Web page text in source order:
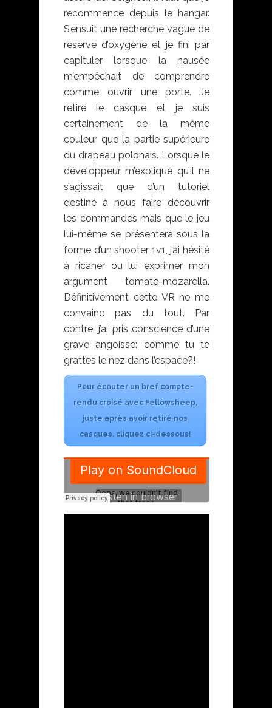
recommence depuis le hangar.
S’ensuit une recherche vague de
réserve d’oxygène et je fini par
capituler lorsque la nausée
m’empêchait de comprendre
comme ouvrir une porte. Je
retire le casque et je suis
certainement de la même
couleur que la partie supérieure
du drapeau polonais. Lorsque le
développeur m’explique qu’il ne
s’agissait que d’un tutoriel
destiné à nous faire découvrir
les commandes mais que le jeu
lui-même se présentera sous la
forme d’un shooter 1v1, j’ai hésité
à ricaner ou lui exprimer mon
argument tomate-mozarella.
Définitivement cette VR ne me
convainc pas du tout. Par
contre, j’ai pris conscience d’une
grave angoisse: comme tu te
grattes le nez dans l’espace?!
Pour écouter un bref compte-
rendu croisé avec Fellowsheep,
juste après avoir retiré nos
casques, cliquez ci-dessous!